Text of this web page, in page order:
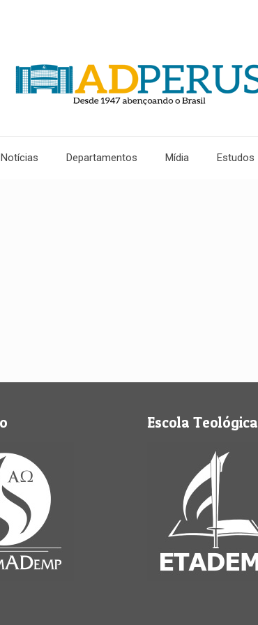
Notícias Departamentos Mídia Estudos
Escola Teológica